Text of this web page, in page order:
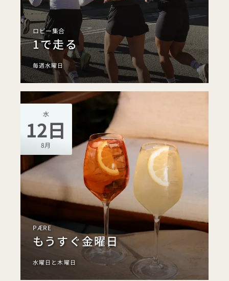
ロビー集合
1で走る
毎週水曜日
水
12日
8月
PÆRE
もうすぐ金曜日
水曜日と木曜日